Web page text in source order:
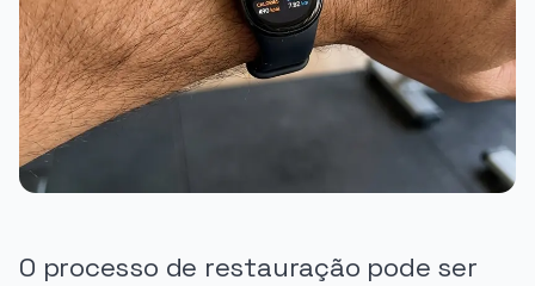
O processo de restauração pode ser